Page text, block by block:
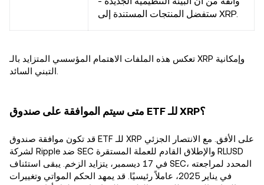
ستفضل المنتجات المستندة إلى XRP.
تعكس هذه الملفات الاهتمام المؤسسي المتزايد بالـ XRP وإمكانية
متى سيتم الموافقة على صندوق ETF للـ XRP؟
قد تكون موافقة صندوق ETF للـ XRP على الأفق. مع الانتصار الجزئي
لشركة Ripple ضد SEC والإطلاق القادم للعملة المستقرة RLUSD
في 17 ديسمبر، يتزايد الزخم. يبقى استئناف SEC، المحدد لمراجعته
في يناير 2025، عاملاً رئيسيًا. قد يمهد الحكم المواتي وتغييرات